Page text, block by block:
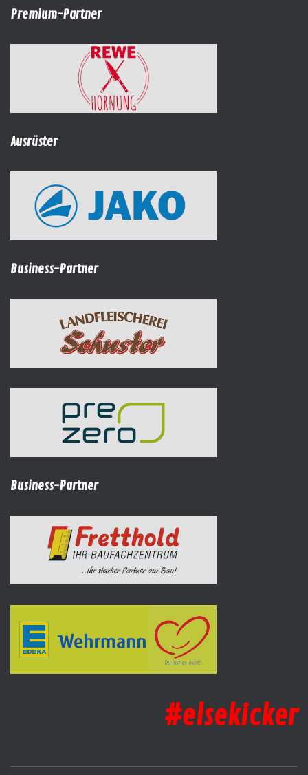
Premium-Partner
Ausrüster
Business-Partner
Business-Partner
#elsekicker